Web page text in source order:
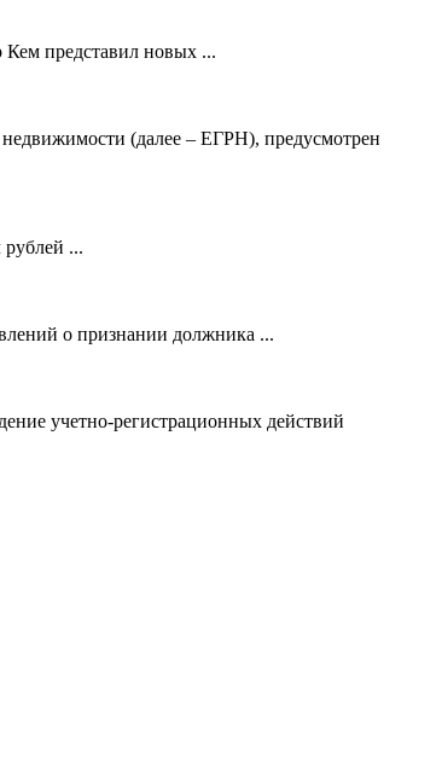
представил новых ...
(далее – ЕГРН), предусмотрен
рублей ...
о признании должника ...
учетно-регистрационных действий